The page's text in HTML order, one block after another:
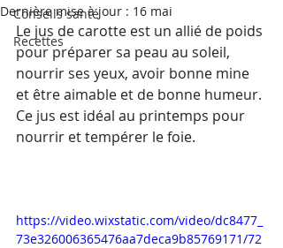
Conseils santé
Recettes
Dernière mise à jour : 16 mai
Le jus de carotte est un allié de poids
pour préparer sa peau au soleil,
nourrir ses yeux, avoir bonne mine
et être aimable et de bonne humeur.
Ce jus est idéal au printemps pour
nourrir et tempérer le foie.
https://video.wixstatic.com/video/dc8477_
73e326006365476aa7deca9b85769171/72